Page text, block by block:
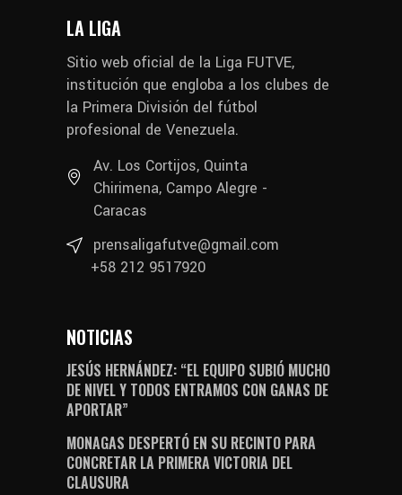
LA LIGA
Sitio web oficial de la Liga FUTVE,
institución que engloba a los clubes de
la Primera División del fútbol
profesional de Venezuela.
Av. Los Cortijos, Quinta
Chirimena, Campo Alegre -
Caracas
prensaligafutve@gmail.com
+58 212 9517920
NOTICIAS
JESÚS HERNÁNDEZ: “EL EQUIPO SUBIÓ MUCHO
DE NIVEL Y TODOS ENTRAMOS CON GANAS DE
APORTAR”
MONAGAS DESPERTÓ EN SU RECINTO PARA
CONCRETAR LA PRIMERA VICTORIA DEL
CLAUSURA